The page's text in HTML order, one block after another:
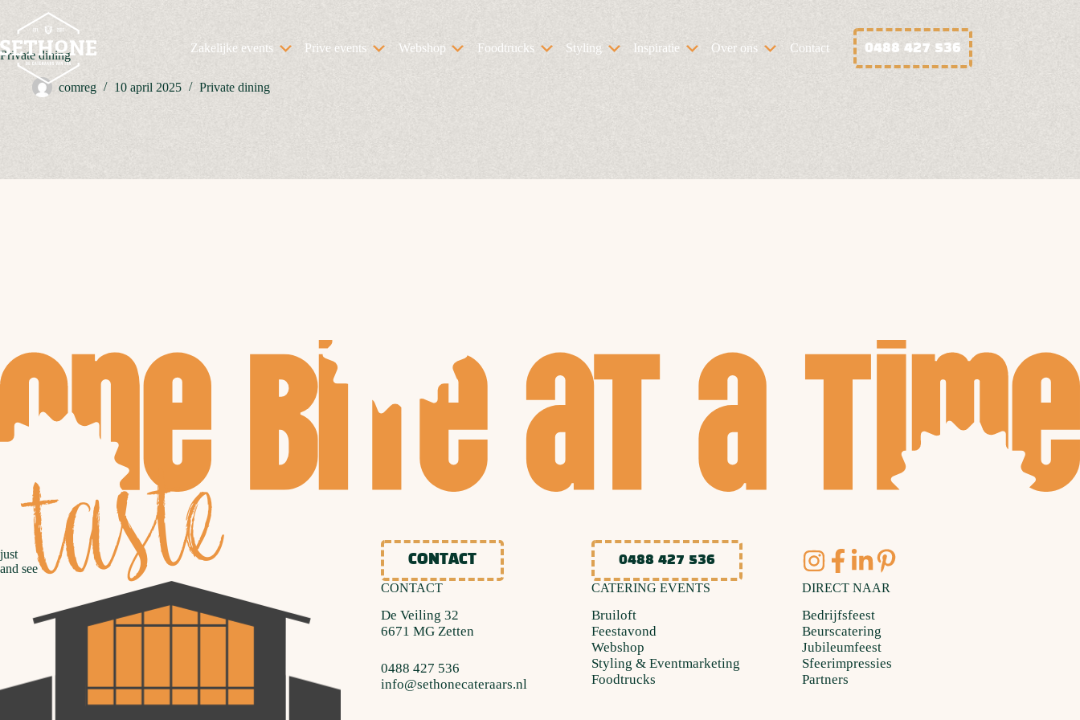
inhoud
Zakelijke events Prive events Webshop Foodtrucks Styling Inspiratie Over ons Contact 0488 427 536
Private dining
comreg 10 april 2025 Private dining
justtaste
and see
CONTACT 0488 427 536
CONTACT
De Veiling 32
6671 MG Zetten
0488 427 536
info@sethonecateraars.nl
CATERING EVENTS
Bruiloft
Feestavond
Webshop
Styling & Eventmarketing
Foodtrucks
DIRECT NAAR
Bedrijfsfeest
Beurscatering
Jubileumfeest
Sfeerimpressies
Partners